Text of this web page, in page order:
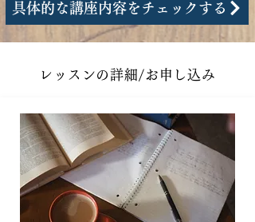
具体的な講座内容をチェックする
レッスンの詳細/お申し込み